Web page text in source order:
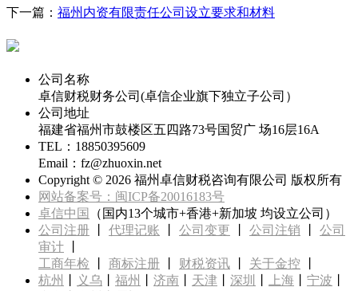
下一篇： 福州内资有限责任公司设立要求和材料
公司名称
卓信财税财务公司(卓信企业旗下独立子公司）
公司地址
福建省福州市鼓楼区五四路73号国贸广 场16层16A
TEL：18850395609
Email：fz@zhuoxin.net
Copyright © 2026 福州卓信财税咨询有限公司 版权所有
网站备案号：闽ICP备20016183号
卓信中国
（国内13个城市+香港+新加坡 均设立公司）
公司注册
代理记账 公司变更 公司注销
公司
审计
工商年检
商标注册 财税资讯 关于金控
杭州
义乌 福州 济南 天津 深圳 上海 宁波